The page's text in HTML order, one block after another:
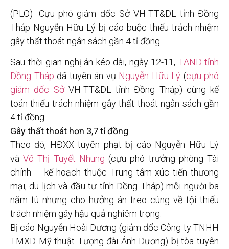
(PLO)- Cựu phó giám đốc Sở VH-TT&DL tỉnh Đồng
Tháp Nguyễn Hữu Lý bị cáo buộc thiếu trách nhiệm
gây thất thoát ngân sách gần 4 tỉ đồng.
Sau thời gian nghị án kéo dài, ngày 12-11, TAND tỉnh
Đồng Tháp đã tuyên án vụ Nguyễn Hữu Lý (cựu phó
giám đốc SởVH-TT&DL tỉnh Đồng Tháp) cùng kế
toán thiếu trách nhiệm gây thất thoát ngân sách gần
4 tỉ đồng.
Gây thất thoát hơn 3,7 tỉ đồng
Theo đó, HĐXX tuyên phạt bị cáo Nguyễn Hữu Lý
vàVõ Thị Tuyết Nhung (cựu phó trưởng phòng Tài
chính – kế hoạch thuộc Trung tâm xúc tiến thương
mại, du lịch và đầu tư tỉnh Đồng Tháp) mỗi người ba
năm tù nhưng cho hưởng án treo cùng về tội thiếu
trách nhiệm gây hậu quả nghiêm trọng.
Bị cáo Nguyễn Hoài Dương (giám đốc Công ty TNHH
TMXD Mỹ thuật Tượng đài Ánh Dương) bị tòa tuyên